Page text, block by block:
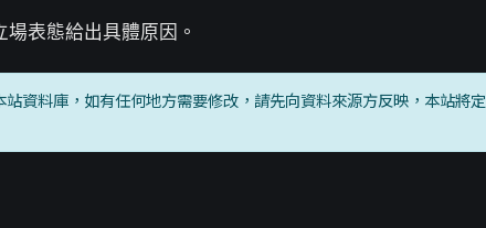
表態給出具體原因。
資料庫，如有任何地方需要修改，請先向資料來源方反映，本站將定